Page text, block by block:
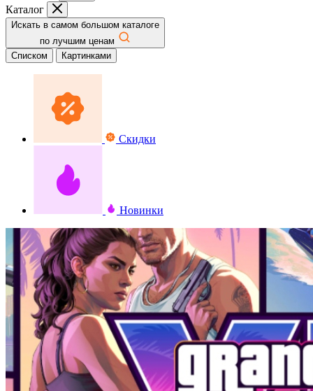
Каталог
Искать в самом большом каталоге
по лучшим ценам
Списком
Картинками
Скидки
Новинки